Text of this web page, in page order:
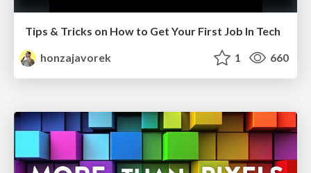
Tips & Tricks on How to Get Your First Job In Tech
honzajavorek
1 660